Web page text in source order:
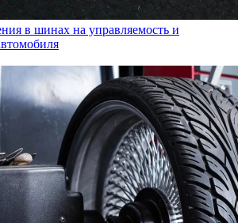
в шинах на управляемость и